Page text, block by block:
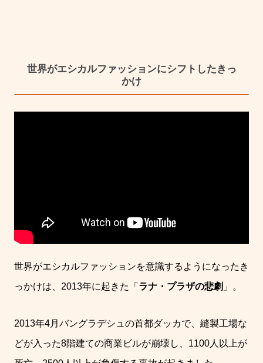
世界がエシカルファッションにシフトしたきっ
かけ
世界がエシカルファッションを意識するようになったき
っかけは、 2013年に起きた「 ラナ・プラザの悲劇 」。
2013年4月バングラデシュの首都ダッカで、縫製工場な
どが入った8階建ての商業ビルが崩壊し、 1100人以上が